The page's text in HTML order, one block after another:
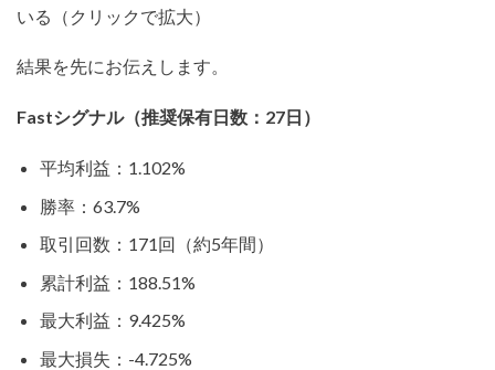
いる（クリックで拡大）
結果を先にお伝えします。
Fastシグナル（推奨保有日数：27日）
平均利益：1.102%
勝率：63.7%
取引回数：171回（約5年間）
累計利益：188.51%
最大利益：9.425%
最大損失：-4.725%